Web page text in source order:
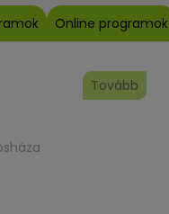
Online programok
Tovább